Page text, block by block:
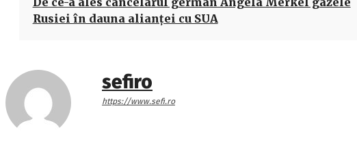
Rusiei în dauna alianţei cu SUA
sefiro
https://www.sefi.ro